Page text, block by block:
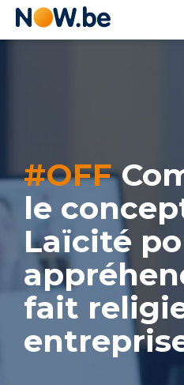
Lien
#OFF
le
Laïcité
fait